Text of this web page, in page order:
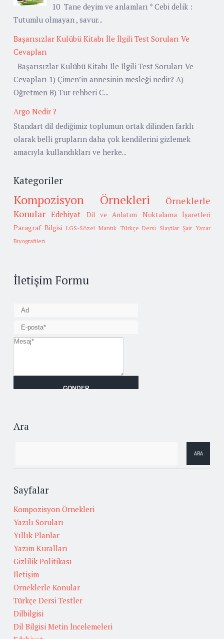
10 Tane deyim ve anlamları * Cebi delik :
Tutumlu olmayan , savur...
Başarısızlar Kulübü Kitabı İle İlgili Test Soruları Ve
Cevapları
Başarısızlar Kulübü Kitabı İle İlgili Test Soruları Ve
Cevapları 1) Çimen’in annesinin mesleği nedir? A)
Öğretmen B) Tur rehberi C...
Argo Nedir ?
Standart dil dediğimiz toplumun ortak dilinden farklı
olarak belli grupların daha çok kendilerini gizlemek
amacıyla kullandıkları ve herke...
Kategoriler
Kompozisyon Örnekleri
Örneklerle
Konular Edebiyat Dil ve Anlatım
Noktalama İşaretleri
Paragraf Bilgisi LGS-Sözel Mantık Türkçe Dersi Slaytlar Şair Yazar
Biyografileri
İletişim Formu
Ara
Sayfalar
Kompozisyon Örnekleri
Yazılı Soruları
Yıllık Planlar
Yazım Kuralları
Gizlilik Politikası
İletişim
Örneklerle Konular
Türkçe Dersi Testler
Dilbilgisi
Dil Bilgisi Metin İncelemeleri